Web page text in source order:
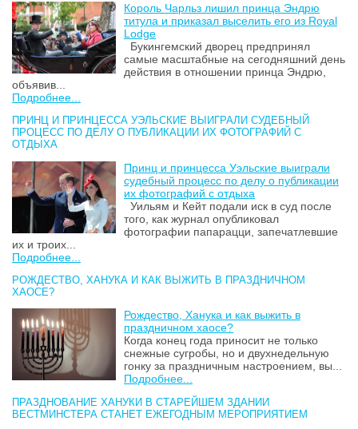
Король Чарльз лишил принца Эндрю
титула и приказал выселить его из Royal
Lodge
Букингемский дворец предпринял
самые масштабные на сегодняшний день
действия в отношении принца Эндрю,
объявив...
Подробнее...
ПРИНЦ И ПРИНЦЕССА УЭЛЬСКИЕ ВЫИГРАЛИ СУДЕБНЫЙ
ПРОЦЕСС ПО ДЕЛУ О ПУБЛИКАЦИИ ИХ ФОТОГРАФИЙ С
ОТДЫХА
Принц и принцесса Уэльские выиграли
судебный процесс по делу о публикации
их фотографий с отдыха
Уильям и Кейт подали иск в суд после
того, как журнал опубликовал
фотографии папарацци, запечатлевшие
их и троих...
Подробнее...
РОЖДЕСТВО, ХАНУКА И КАК ВЫЖИТЬ В ПРАЗДНИЧНОМ
ХАОСЕ?
Рождество, Ханука и как выжить в
праздничном хаосе?
Когда конец года приносит не только
снежные сугробы, но и двухнедельную
гонку за праздничным настроением, вы...
Подробнее...
ПРАЗДНОВАНИЕ ХАНУКИ В СТАРЕЙШЕМ ЗДАНИИ
ВЕСТМИНСТЕРА СТАНЕТ ЕЖЕГОДНЫМ МЕРОПРИЯТИЕМ